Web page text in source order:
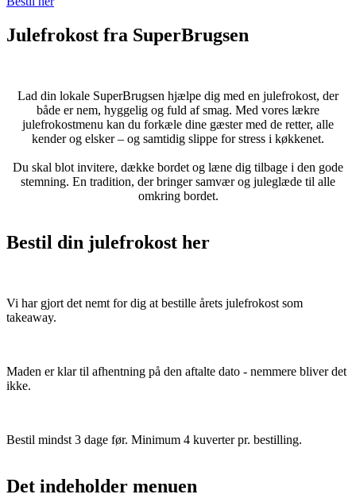
Julefrokost fra SuperBrugsen
Lad din lokale SuperBrugsen hjælpe dig med en julefrokost, der
både er nem, hyggelig og fuld af smag. Med vores lækre
julefrokostmenu kan du forkæle dine gæster med de retter, alle
kender og elsker – og samtidig slippe for stress i køkkenet.
Du skal blot invitere, dække bordet og læne dig tilbage i den gode
stemning. En tradition, der bringer samvær og juleglæde til alle
omkring bordet.
Bestil din julefrokost her
Vi har gjort det nemt for dig at bestille årets julefrokost som
takeaway.
Maden er klar til afhentning på den aftalte dato - nemmere bliver det
ikke.
Bestil mindst 3 dage før. Minimum 4 kuverter pr. bestilling.
Det indeholder menuen